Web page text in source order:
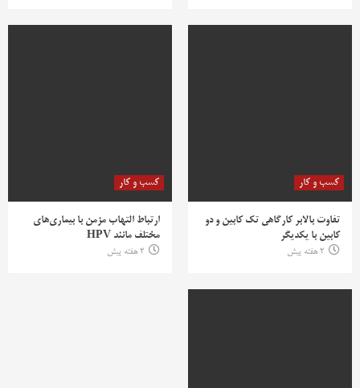
کسب و کار
تفاوت بالابر کارگاهی تک کابین و دو
کابین با یکدیگر
2 هفته پیش
کسب و کار
ارتباط التهاب مزمن با بیماری‌های
مختلف مانند HPV
2 هفته پیش